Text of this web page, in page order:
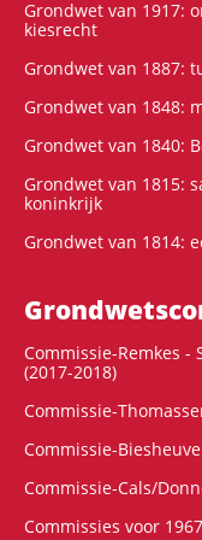
Grondwet van 1917:
kiesrecht
Grondwet van 1887:
Grondwet van 1848:
Grondwet van 1840:
Grondwet van 1815:
koninkrijk
Grondwet van 1814:
Commissie-Remkes
(2017-2018)
Commissie-
Commissie-
Commissie-Cals/
Commissies voor 1967